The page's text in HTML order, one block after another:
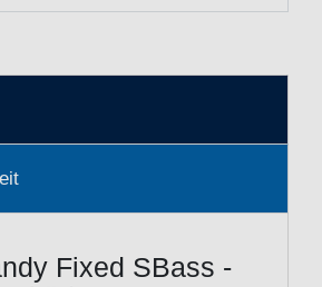
Fixed SBass -